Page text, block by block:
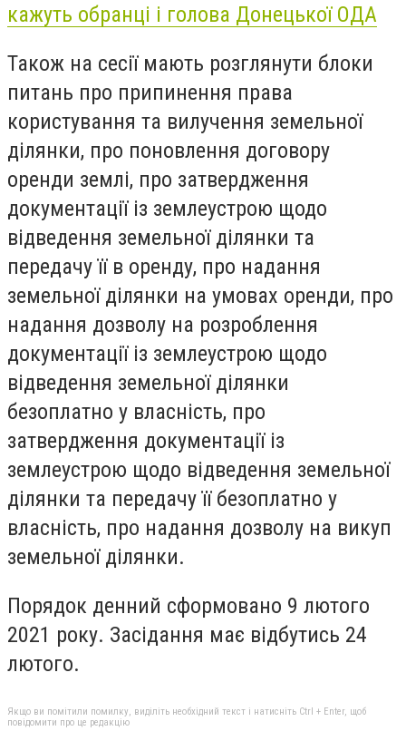
кажуть обранці і голова Донецької ОДА
Також на сесії мають розглянути блоки
питань про припинення права
користування та вилучення земельної
ділянки, про поновлення договору
оренди землі, про затвердження
документації із землеустрою щодо
відведення земельної ділянки та
передачу її в оренду, про надання
земельної ділянки на умовах оренди, про
надання дозволу на розроблення
документації із землеустрою щодо
відведення земельної ділянки
безоплатно у власність, про
затвердження документації із
землеустрою щодо відведення земельної
ділянки та передачу її безоплатно у
власність, про надання дозволу на викуп
земельної ділянки.
Порядок денний сформовано 9 лютого
2021 року. Засідання має відбутись 24
лютого.
Якщо ви помітили помилку, виділіть необхідний текст і натисніть Ctrl + Enter, щоб
повідомити про це редакцію